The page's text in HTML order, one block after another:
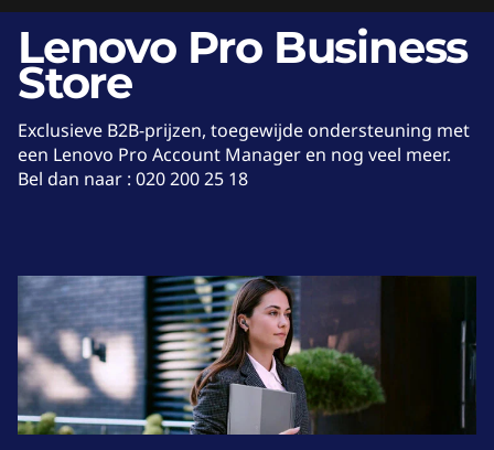
o
e
&
M
Lenovo Pro Business
Store
Exclusieve B2B-prijzen, toegewijde ondersteuning met
een Lenovo Pro Account Manager en nog veel meer.
Bel dan naar : 020 200 25 18